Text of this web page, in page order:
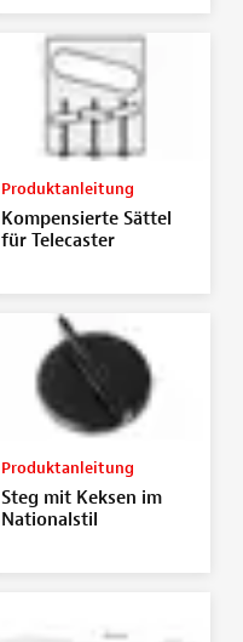
Produktanleitung
Kompensierte Sättel
für Telecaster
Produktanleitung
Steg mit Keksen im
Nationalstil